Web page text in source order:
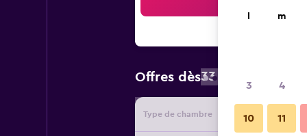
Offres dès33 €
Type de chambre
m
3 4
10 11